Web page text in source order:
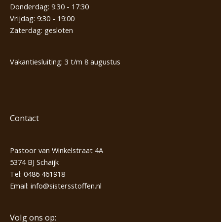
Donderdag: 9:30 - 17:30
Vrijdag: 9:30 - 19:00
Zaterdag: gesloten
Vakantiesluiting: 3 t/m 8 augustus
Contact
Pastoor van Winkelstraat 4A
5374 BJ Schaijk
Tel: 0486 461918
Email: info@sistersstoffen.nl
Volg ons op: